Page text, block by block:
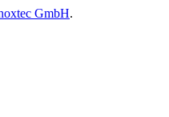
GmbH.